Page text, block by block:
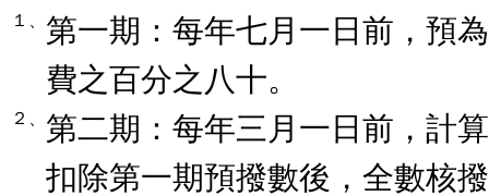
１、 第一期：每年七月一日前，預
費之百分之八十。
２、 第二期：每年三月一日前，計
扣除第一期預撥數後，全數核